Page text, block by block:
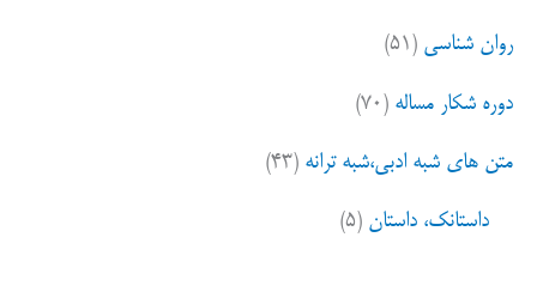
روان شناسی (۵۱)
دوره شکار مساله (۷۰)
متن های شبه ادبی،شبه ترانه (۴۳)
داستانک، داستان (۵)